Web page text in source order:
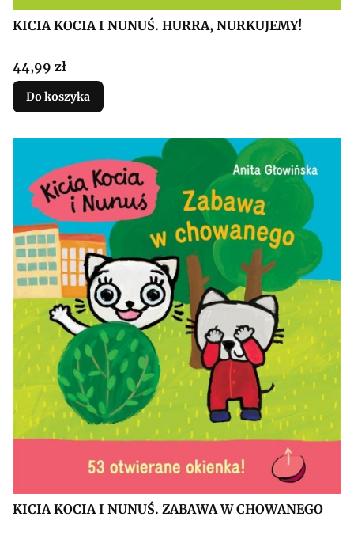
KICIA KOCIA I NUNUŚ. HURRA, NURKUJEMY!
Cena
44,99 zł
Do koszyka
KICIA KOCIA I NUNUŚ. ZABAWA W CHOWANEGO